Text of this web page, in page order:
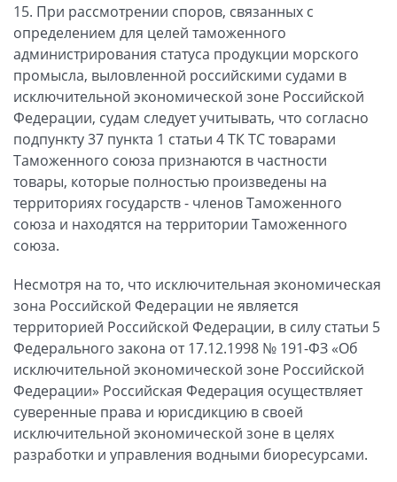
15. При рассмотрении споров, связанных с
определением для целей таможенного
администрирования статуса продукции морского
промысла, выловленной российскими судами в
исключительной экономической зоне Российской
Федерации, судам следует учитывать, что согласно
подпункту 37 пункта 1 статьи 4 ТК ТС товарами
Таможенного союза признаются в частности
товары, которые полностью произведены на
территориях государств - членов Таможенного
союза и находятся на территории Таможенного
союза.
Несмотря на то, что исключительная экономическая
зона Российской Федерации не является
территорией Российской Федерации, в силу статьи 5
Федерального закона от 17.12.1998 № 191-ФЗ «Об
исключительной экономической зоне Российской
Федерации» Российская Федерация осуществляет
суверенные права и юрисдикцию в своей
исключительной экономической зоне в целях
разработки и управления водными биоресурсами.